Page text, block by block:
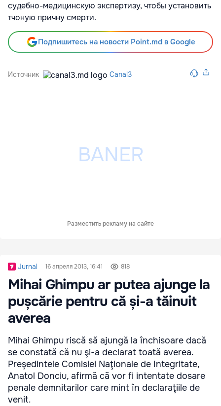
судебно-медицинскую экспертизу, чтобы установить
тчоную причну смерти.
Подпишитесь на новости Point.md в Google
Источник Canal3
Разместить рекламу на сайте
Jurnal 16 апреля 2013, 16:41 818
Mihai Ghimpu ar putea ajunge la
pușcărie pentru că și-a tăinuit
averea
Mihai Ghimpu riscă să ajungă la închisoare dacă
se constată că nu şi-a declarat toată averea.
Preşedintele Comisiei Naţionale de Integritate,
Anatol Donciu, afirmă că vor fi intentate dosare
penale demnitarilor care mint în declaraţiile de
venit.